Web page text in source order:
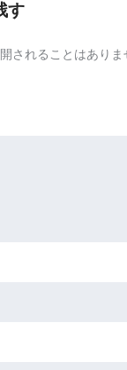
す
されることはありま